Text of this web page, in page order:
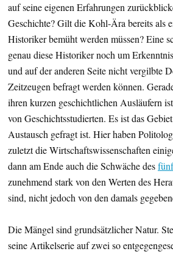
auf seine eigenen Erfahrungen
Geschichte? Gilt die Kohl-Ära bereits als
Historiker bemüht werden müssen? Eine
genau diese Historiker noch um
und auf der anderen Seite nicht vergilbte
Zeitzeugen befragt werden können.
ihren kurzen geschichtlichen Ausläufern
von Geschichtsstudierten. Es ist das
Austausch gefragt ist. Hier haben
zuletzt die Wirtschaftswissenschaften
dann am Ende auch die Schwäche des
zunehmend stark von den Werten des
sind, nicht jedoch von den damals
Die Mängel sind grundsätzlicher Natur.
seine Artikelserie auf zwei so